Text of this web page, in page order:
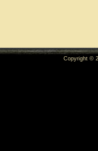
Copyright ©